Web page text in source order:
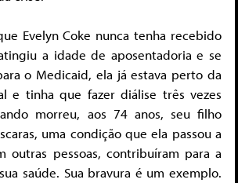
Evelyn Coke nunca tenha recebido
a idade de aposentadoria e se
o Medicaid, ela já estava perto da
e tinha que fazer diálise três vezes
morreu, aos 74 anos, seu filho
uma condição que ela passou a
outras pessoas, contribuíram para a
saúde. Sua bravura é um exemplo.